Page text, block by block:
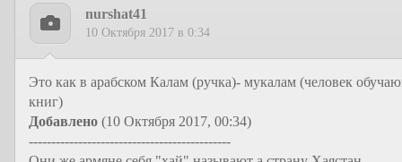
nurshat41
10 Октября 2017 в 0:34
Это как в арабском Калам (ручка)- мукалам (человек
книг)
Добавлено (10 Октября 2017, 00:34)
---------------------------------------------